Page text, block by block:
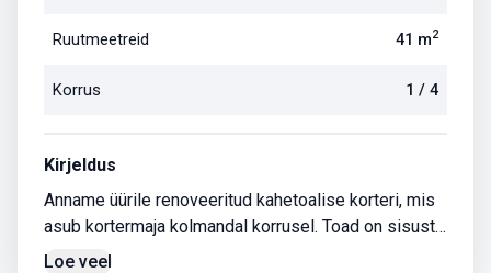
Ruutmeetreid 41 m2
Korrus 1 / 4
Kirjeldus
Anname üürile renoveeritud kahetoalise korteri, mis
asub kortermaja kolmandal korrusel. Toad on sisusta
tud eluks vajaliku mööbliga.
Loe veel